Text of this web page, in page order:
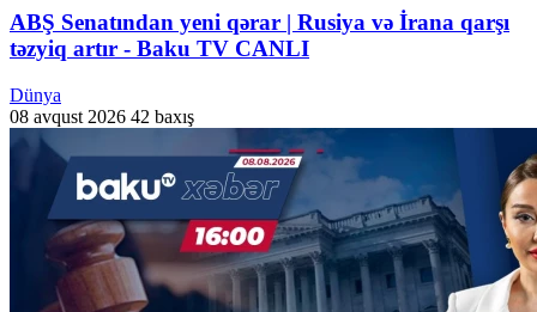
ABŞ Senatından yeni qərar | Rusiya və İrana qarşı
təzyiq artır - Baku TV CANLI
Dünya
08 avqust 2026 42 baxış